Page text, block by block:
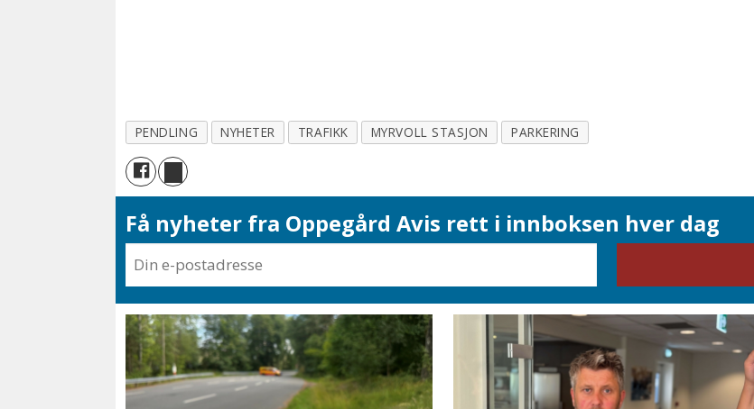
PENDLING NYHETER TRAFIKK MYRVOLL STASJON PARKERING
Få nyheter fra Oppegård Avis rett i innboksen hver dag